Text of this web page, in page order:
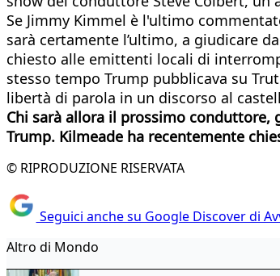
Se Jimmy Kimmel è l'ultimo
sarà certamente l’ultimo, a giudicare
chiesto alle emittenti locali di
stesso tempo Trump pubblicava su
libertà di parola in un discorso al
Chi sarà allora il prossimo conduttore,
Trump. Kilmeade ha recentemente
© RIPRODUZIONE RISERVATA
Seguici anche su Google Discover di
Altro di Mondo